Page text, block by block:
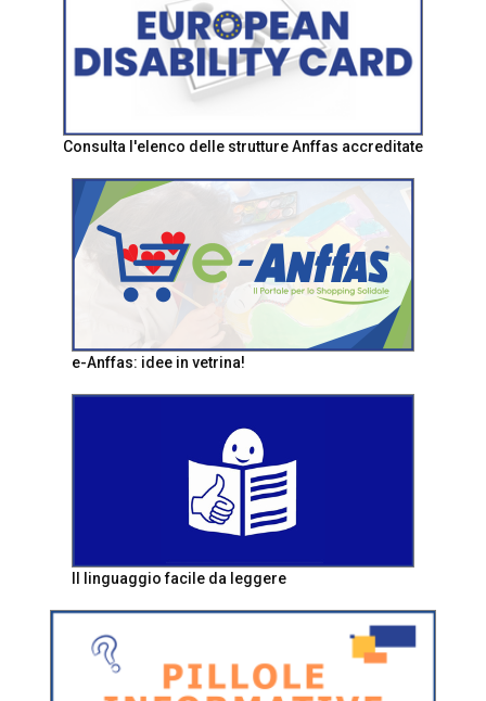
Consulta l'elenco delle strutture Anffas accreditate
e-Anffas: idee in vetrina!
Il linguaggio facile da leggere